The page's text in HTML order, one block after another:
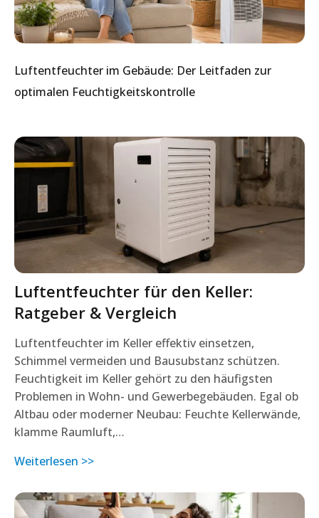
Luftentfeuchter für den Keller:
Ratgeber & Vergleich
Luftentfeuchter im Keller effektiv einsetzen,
Schimmel vermeiden und Bausubstanz schützen.
Feuchtigkeit im Keller gehört zu den häufigsten
Problemen in Wohn- und Gewerbegebäuden. Egal ob
Altbau oder moderner Neubau: Feuchte Kellerwände,
klamme Raumluft,…
Weiterlesen >>
Luftentfeuchter im Gebäude: Der Leitfaden zur
optimalen Feuchtigkeitskontrolle